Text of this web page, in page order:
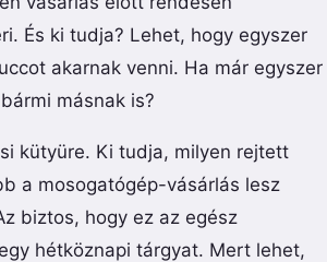
És ki tudja? Lehet, hogy egyszer
akarnak venni. Ha már egyszer
másnak is?
kütyüre. Ki tudja, milyen rejtett
a mosogatógép-vásárlás lesz
biztos, hogy ez az egész
hétköznapi tárgyat. Mert lehet,